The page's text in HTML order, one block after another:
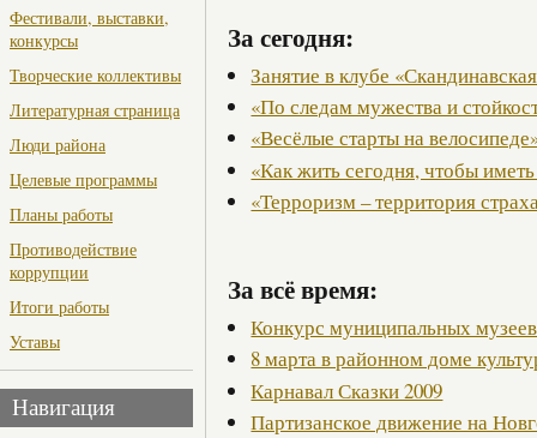
Фестивали, выставки,
конкурсы
Творческие коллективы
Литературная страница
Люди района
Целевые программы
Планы работы
Противодействие
коррупции
Итоги работы
Уставы
Навигация
За сегодня:
Занятие в клубе
«По следам мужества и
«Весёлые старты на
«Как жить сегодня, чтобы
«Терроризм – территория
За всё время:
Конкурс муниципальных музеев
8 марта в районном доме
Карнавал Сказки 2009
Партизанское движение на